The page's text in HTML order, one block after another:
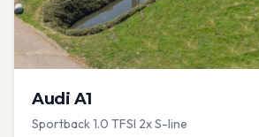
Audi A1
Sportback 1.0 TFSI 2x S-line